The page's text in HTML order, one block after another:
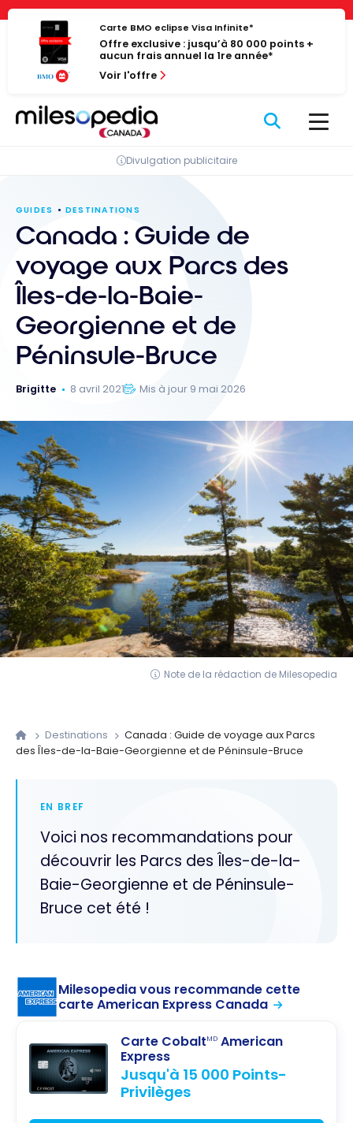
Panneau de gestion des cookies
Passer
contenu
Carte BMO eclipse Visa Infinite*
Offre exclusive : jusqu’à 80 000 points +
aucun frais annuel la 1re année*
Voir l'offre
Divulgation publicitaire
GUIDES DESTINATIONS
Canada : Guide de
voyage aux Parcs des
Îles-de-la-Baie-
Georgienne et de
Péninsule-Bruce
Brigitte 8 avril 2021 Mis à jour 9 mai 2026
Note de la rédaction de Milesopedia
Destinations
Canada : Guide de voyage aux Parcs
des Îles-de-la-Baie-Georgienne et de Péninsule-Bruce
EN BREF
Voici nos recommandations pour
découvrir les Parcs des Îles-de-la-
Baie-Georgienne et de Péninsule-
Bruce cet été !
Milesopedia vous recommande cette
carte American Express Canada
Carte CobaltMD American
Express
Jusqu'à 15 000 Points-
Privilèges